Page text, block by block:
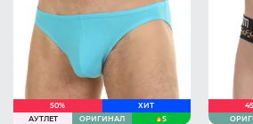
50%
ХИТ
АУТЛЕТ
ОРИГИНАЛ S